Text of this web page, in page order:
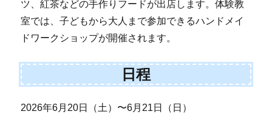
ツ、紅茶などの手作りフードが出店します。体験教
室では、子どもから大人まで参加できるハンドメイ
ドワークショップが開催されます。
日程
2026年6月20日（土）〜6月21日（日）